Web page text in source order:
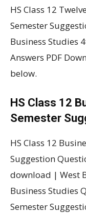
HS Class 12
Semester
Business Studies
Answers PDF
below.
HS Class 12
Semester
HS Class 12
Suggestion
download | West
Business Studies
Semester